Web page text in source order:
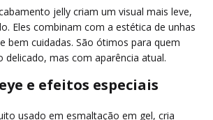
jelly criam um visual mais leve,
Eles combinam com a estética de unhas
bem cuidadas. São ótimos para quem
delicado, mas com aparência atual.
e efeitos especiais
usado em esmaltação em gel, cria